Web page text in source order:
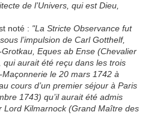
de l’Univers, qui est Dieu,
noté : "La Stricte Observance fut
l’impulsion de Carl Gotthelf,
Eques ab Ense (Chevalier
qui aurait été reçu dans les trois
le 20 mars 1742 à
cours d’un premier séjour à Paris
1743) qu’il aurait été admis
Lord Kilmarnock (Grand Maître des